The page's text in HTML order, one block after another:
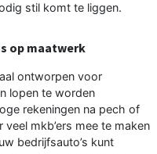
stil komt te liggen.
op maatwerk
ontworpen voor
lopen te worden
rekeningen na pech of
mkb’ers mee te maken
bedrijfsauto’s kunt